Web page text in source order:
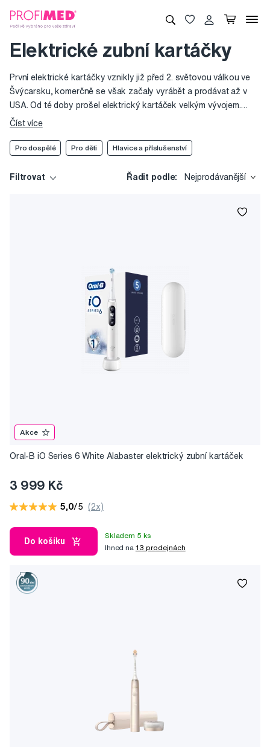
Elektrické zubní kartáčky
První elektrické kartáčky vznikly již před 2. světovou válkou ve
Švýcarsku, komerčně se však začaly vyrábět a prodávat až v
USA. Od té doby prošel elektrický kartáček velkým vývojem.
Nejdříve byly kartáčky rotační (hlavice rotovala do kruhu), což
šetrné, účinné a prověřené technologie. Část výrobců nabízí
pohyby). Většina značek využívá sonickou technologii. Hlavice
Číst více
Pro dospělé Pro děti Hlavice a příslušenství
Filtrovat Řadit podle: Nejprodávanější
Akce
Oral-B iO Series 6 White Alabaster elektrický zubní kartáček
3 999 Kč
5,0/5 (2x)
Do košíku
Skladem 5 ks
Ihned na 13 prodejnách